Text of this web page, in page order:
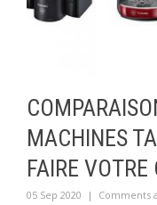
MACHINES
FAIRE VOTRE
05 Sep 2020 | Comments